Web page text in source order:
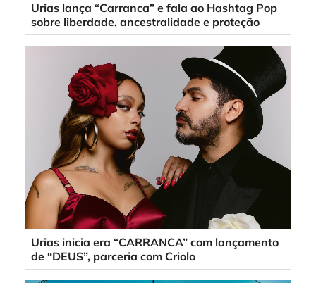
Urias lança “Carranca” e fala ao Hashtag Pop
sobre liberdade, ancestralidade e proteção
Urias inicia era “CARRANCA” com lançamento
de “DEUS”, parceria com Criolo